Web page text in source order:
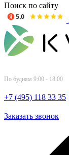
Поиск по сайту
По будням 9:00 - 18:00
+7 (495) 118 33 35
Заказать звонок